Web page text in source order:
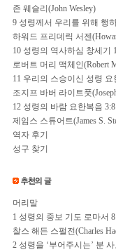
존 웨슬리(John Wesley)
9 성령께서 우리를 위해 행
하워드 프리데릭 서젠
10 성령의 역사하심 창세기
로버트 머리 맥체인(Robert
11 우리의 스승이신 성령 요
조지프 바버 라이트풋
12 성령의 바람 요한복음 3:8
제임스 스튜어트(James S.
역자 후기
성구 찾기
머리말
1 성령의 중보 기도 로마서
찰스 해든 스펄전(Charles
2 성령을 ‘부어주시는’ 분